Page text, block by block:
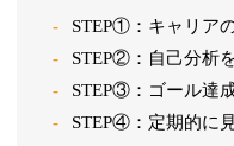
STEP①：キャリア
STEP②：自己分析
STEP③：ゴール達
STEP④：定期的に